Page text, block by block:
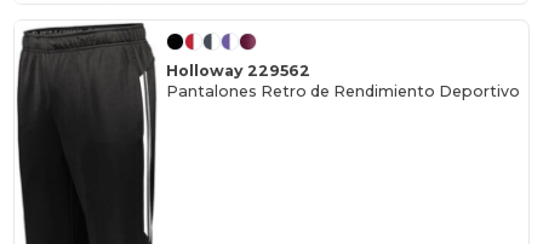
Holloway 229562
Pantalones Retro de Rendimiento Deportivo